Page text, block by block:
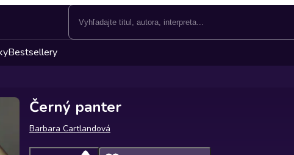
Bestsellery
Černý panter
Barbara Cartlandová